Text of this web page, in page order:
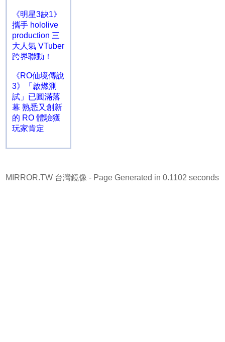
《明星3缺1》
攜手 hololive
production 三
大人氣 VTuber
跨界聯動！
《RO仙境傳說
3》「啟燃測
試」已圓滿落
幕 熟悉又創新
的 RO 體驗獲
玩家肯定
MIRROR.TW 台灣鏡像 - Page Generated in 0.1102 seconds